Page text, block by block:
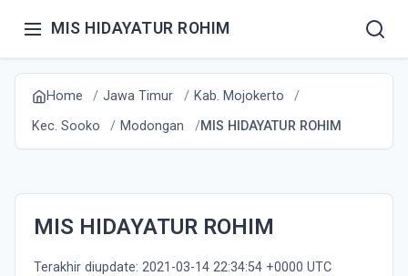
MIS HIDAYATUR ROHIM
Home Jawa Timur
Kab. Mojokerto
Kec. Sooko
Modongan MIS HIDAYATUR ROHIM
MIS HIDAYATUR ROHIM
Terakhir diupdate: 2021-03-14 22:34:54 +0000 UTC